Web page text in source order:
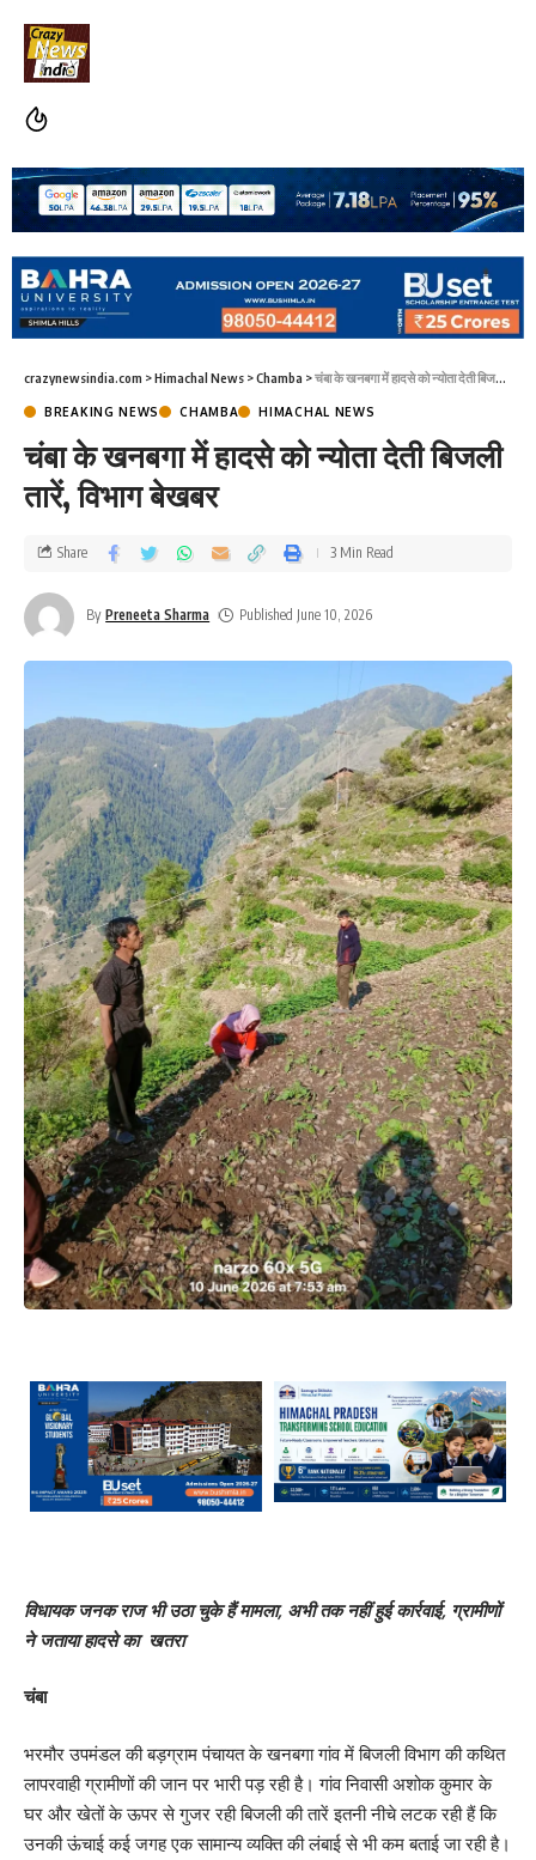
crazynewsindia.com >Himachal News >Chamba >चंबा के खनबगा में हादसे को न्योता देती बिजली तारें, विभाग बेखबर
BREAKING NEWS CHAMBA HIMACHAL NEWS
चंबा के खनबगा में हादसे को न्योता देती बिजली
तारें, विभाग बेखबर
By Preneeta Sharma Published June 10, 2026
Share 3 Min Read
विधायक जनक राज भी उठा चुके हैं मामला, अभी तक नहीं हुई कार्रवाई, ग्रामीणों
ने जताया हादसे का खतरा
चंबा
भरमौर उपमंडल की बड़ग्राम पंचायत के खनबगा गांव में बिजली विभाग की कथित
लापरवाही ग्रामीणों की जान पर भारी पड़ रही है। गांव निवासी अशोक कुमार के
घर और खेतों के ऊपर से गुजर रही बिजली की तारें इतनी नीचे लटक रही हैं कि
उनकी ऊंचाई कई जगह एक सामान्य व्यक्ति की लंबाई से भी कम बताई जा रही है।